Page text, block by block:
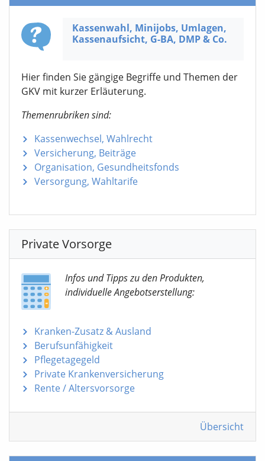
Kassenwahl, Minijobs, Umlagen,
Kassen­aufsicht, G-BA, DMP & Co.
Hier finden Sie gängige Begriffe und Themen der
GKV mit kurzer Erläuterung.
Themenrubriken sind:
Kassenwechsel, Wahlrecht
Versicherung, Beiträge
Organisation, Gesundheitsfonds
Versorgung, Wahltarife
Private Vorsorge
Infos und Tipps zu den Produkten,
individuelle Angebotserstellung:
Kranken-Zusatz & Ausland
Berufsunfähigkeit
Pflegetagegeld
Private Krankenversicherung
Rente / Altersvorsorge
Übersicht